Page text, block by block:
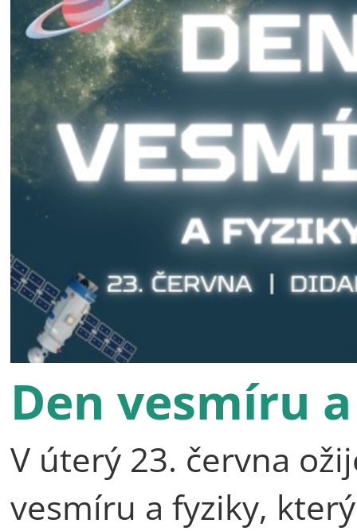
Den vesmíru
V úterý 23. června
vesmíru a fyziky,